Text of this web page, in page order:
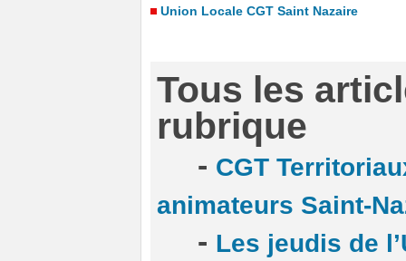
Union Locale CGT Saint Nazaire
Tous les
rubrique
- CGT
animateurs Saint-
- Les jeudis de